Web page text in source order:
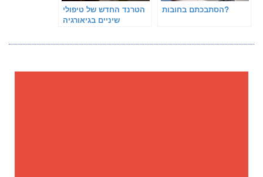
הטרנד החדש של טיפולי
שיניים בגיאורגיה
הסתבכתם בחובות?